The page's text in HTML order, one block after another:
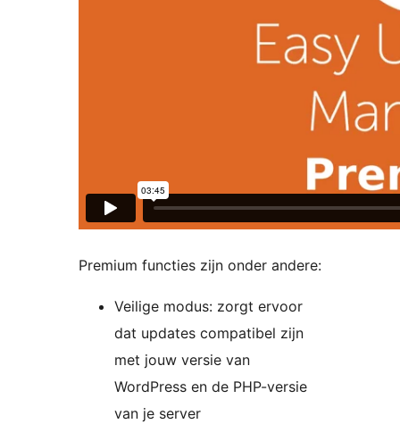
Premium functies zijn onder andere:
Veilige modus: zorgt ervoor
dat updates compatibel zijn
met jouw versie van
WordPress en de PHP-versie
van je server